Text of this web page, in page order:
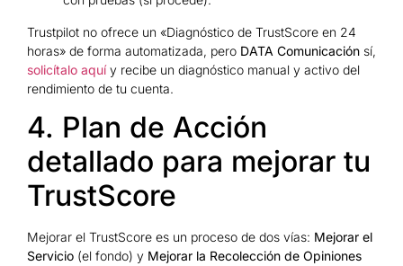
Trustpilot no ofrece un «Diagnóstico de TrustScore en 24
horas» de forma automatizada, pero DATA Comunicación sí,
solicítalo aquí y recibe un diagnóstico manual y activo del
rendimiento de tu cuenta.
4. Plan de Acción
detallado para mejorar tu
TrustScore
Mejorar el TrustScore es un proceso de dos vías: Mejorar el
Servicio (el fondo) y Mejorar la Recolección de Opiniones